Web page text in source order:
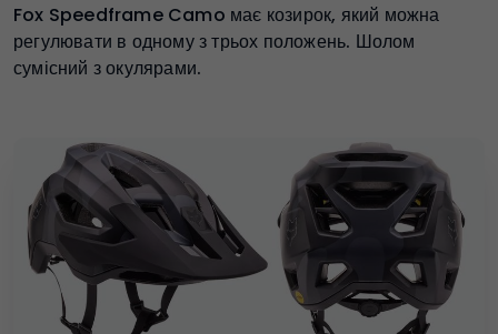
Fox Speedframe Camo має козирок, який можна
регулювати в одному з трьох положень. Шолом
сумісний з окулярами.